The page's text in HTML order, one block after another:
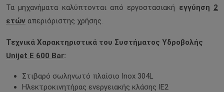
Τα μηχανήματα καλύπτονται από εργοστασιακή εγγύηση 2
ετών απεριόριστης χρήσης.
Τεχνικά Χαρακτηριστικά του Συστήματος Υδροβολής
Unijet E 600 Bar:
Στιβαρό σωληνωτό πλαίσιο Inox 304L
Ηλεκτροκινητήρας ενεργειακής κλάσης ΙΕ2